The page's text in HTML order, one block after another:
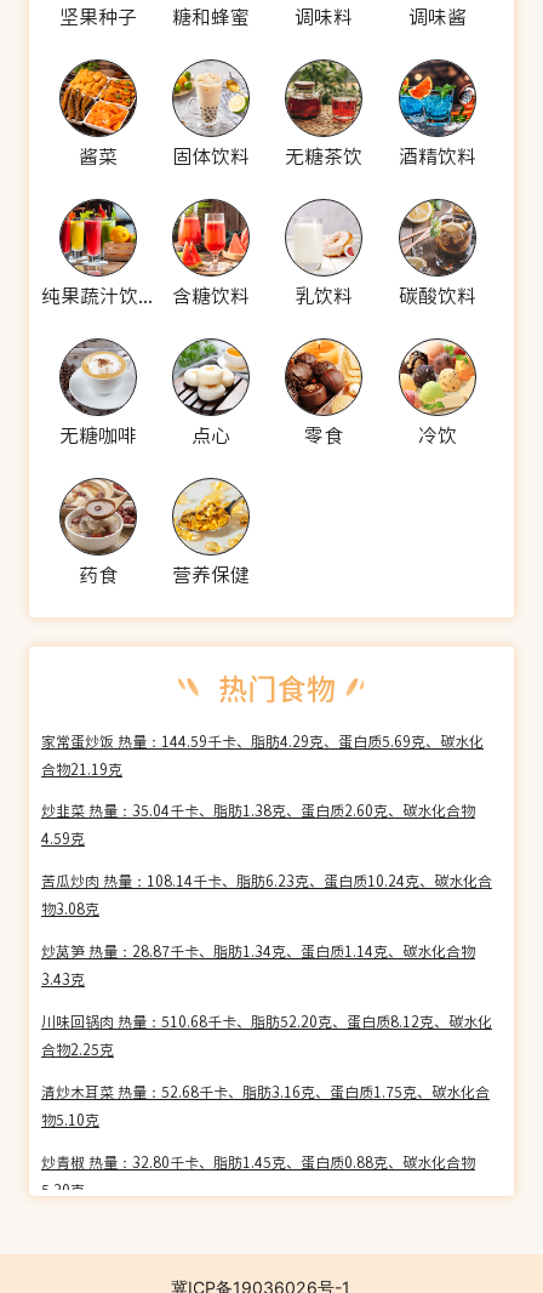
坚果种子 糖和蜂蜜 调味料 调味酱
酱菜 固体饮料 无糖茶饮 酒精饮料
纯果蔬汁饮料 含糖饮料 乳饮料 碳酸饮料
无糖咖啡 点心 零食 冷饮
药食 营养保健
家常蛋炒饭 热量：144.59千卡、脂肪4.29克、蛋白质5.69克、碳水化
合物21.19克
炒韭菜 热量：35.04千卡、脂肪1.38克、蛋白质2.60克、碳水化合物
4.59克
苦瓜炒肉 热量：108.14千卡、脂肪6.23克、蛋白质10.24克、碳水化合
物3.08克
炒莴笋 热量：28.87千卡、脂肪1.34克、蛋白质1.14克、碳水化合物
3.43克
川味回锅肉 热量：510.68千卡、脂肪52.20克、蛋白质8.12克、碳水化
合物2.25克
清炒木耳菜 热量：52.68千卡、脂肪3.16克、蛋白质1.75克、碳水化合
物5.10克
炒青椒 热量：32.80千卡、脂肪1.45克、蛋白质0.88克、碳水化合物
5.20克
物6.29克
冀ICP备19036026号-1